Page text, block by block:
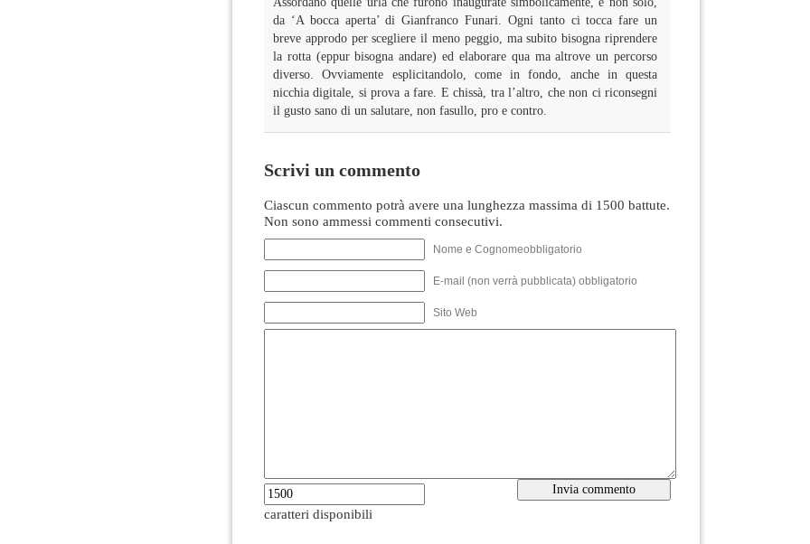
da ‘A bocca aperta’ di Gianfranco Funari. Ogni tanto ci tocca fare un
breve approdo per scegliere il meno peggio, ma subito bisogna riprendere
la rotta (eppur bisogna andare) ed elaborare qua ma altrove un percorso
diverso. Ovviamente esplicitandolo, come in fondo, anche in questa
nicchia digitale, si prova a fare. E chissà, tra l’altro, che non ci riconsegni
il gusto sano di un salutare, non fasullo, pro e contro.
Scrivi un commento
Ciascun commento potrà avere una lunghezza massima di 1500 battute.
Non sono ammessi commenti consecutivi.
Nome e Cognomeobbligatorio
E-mail (non verrà pubblicata) obbligatorio
Sito Web
caratteri disponibili